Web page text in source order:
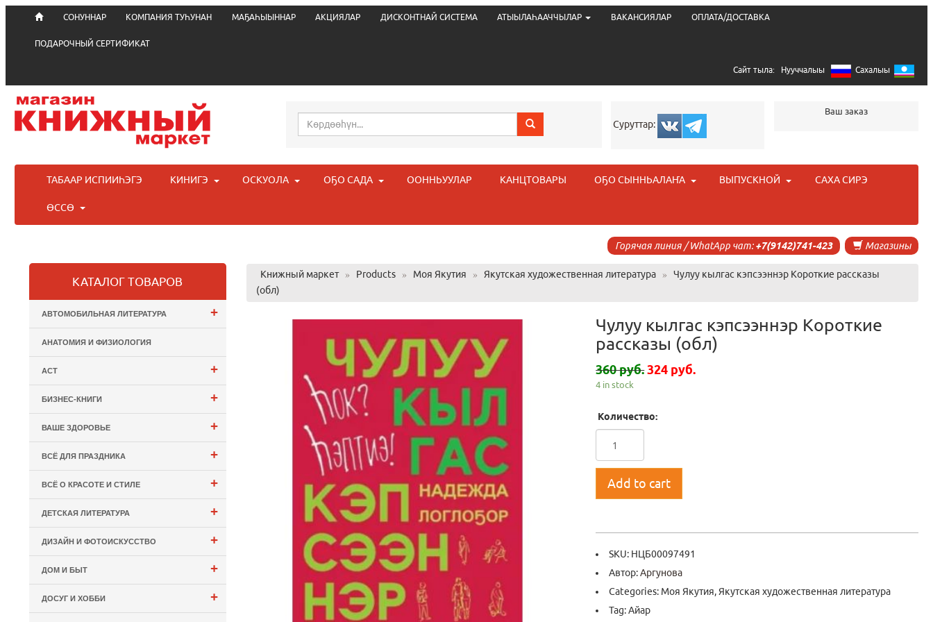
СОНУННАР КОМПАНИЯ ТУҺУНАН МАҔАҺЫЫННАР АКЦИЯЛАР ДИСКОНТНАЙ СИСТЕМА АТЫЫЛАҺААЧЧЫЛАР ВАКАНСИЯЛАР ОПЛАТА/ДОСТАВКА
ПОДАРОЧНЫЙ СЕРТИФИКАТ
Сайт тыла: Нууччалыы Сахалыы
Суруттар:
Ваш заказ
ТАБААР ИСПИИҺЭГЭ КИНИГЭ ОСКУОЛА ОҔО САДА ООННЬУУЛАР КАНЦТОВАРЫ ОҔО СЫННЬАЛАҤА ВЫПУСКНОЙ САХА СИРЭ
ӨССӨ
Магазины
Горячая линия / WhatApp чат:+7(9142)741-423
Книжный маркет » Products » Моя Якутия » Якутская художественная литература »
Чулуу кылгас кэпсээннэр Короткие рассказы
(обл)
Чулуу кылгас кэпсээннэр Короткие
рассказы (обл)
360 руб. 324 руб.
4 in stock
Количество:
Add to cart
SKU: НЦБ00097491
Автор:Аргунова
Categories: Моя Якутия, Якутская художественная литература
Tag:Айар
КАТАЛОГ ТОВАРОВ
+
АВТОМОБИЛЬНАЯ ЛИТЕРАТУРА
АНАТОМИЯ И ФИЗИОЛОГИЯ
+
АСТ
+
БИЗНЕС-КНИГИ
+
ВАШЕ ЗДОРОВЬЕ
+
ВСЁ ДЛЯ ПРАЗДНИКА
+
ВСЁ О КРАСОТЕ И СТИЛЕ
+
ДЕТСКАЯ ЛИТЕРАТУРА
+
ДИЗАЙН И ФОТОИСКУССТВО
+
ДОМ И БЫТ
+
ДОСУГ И ХОББИ